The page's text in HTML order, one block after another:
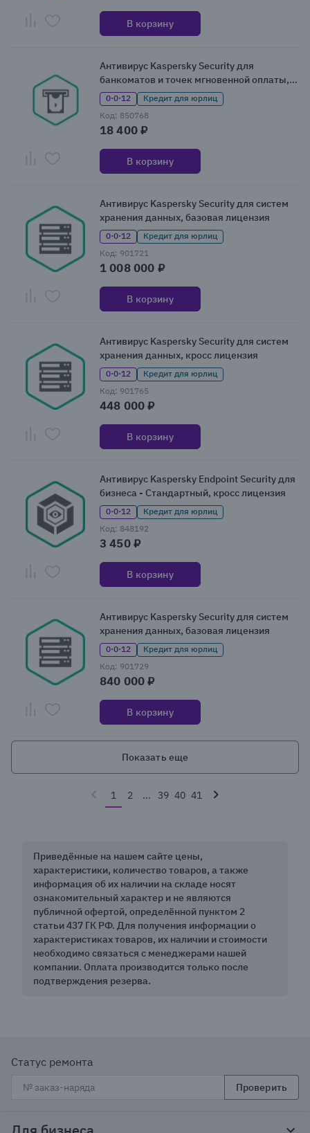
В корзину
Антивирус Kaspersky Security для
банкоматов и точек мгновенной оплаты,
продление
0·0·12
Кредит для юрлиц
Код: 850768
18 400 ₽
В корзину
Антивирус Kaspersky Security для систем
хранения данных, базовая лицензия
0·0·12
Кредит для юрлиц
Код: 901721
1 008 000 ₽
В корзину
Антивирус Kaspersky Security для систем
хранения данных, кросс лицензия
0·0·12
Кредит для юрлиц
Код: 901765
448 000 ₽
В корзину
Антивирус Kaspersky Endpoint Security для
бизнеса - Стандартный, кросс лицензия
0·0·12
Кредит для юрлиц
Код: 848192
3 450 ₽
В корзину
Антивирус Kaspersky Security для систем
хранения данных, базовая лицензия
0·0·12
Кредит для юрлиц
Код: 901729
840 000 ₽
В корзину
Показать еще
1 2 ... 39 40 41
Приведённые на нашем сайте цены,
характеристики, количество товаров, а также
информация об их наличии на складе носят
ознакомительный характер и не являются
публичной офертой, определённой пунктом 2
статьи 437 ГК РФ. Для получения информации о
характеристиках товаров, их наличии и стоимости
необходимо связаться с менеджерами нашей
компании. Оплата производится только после
подтверждения резерва.
Статус ремонта
Проверить